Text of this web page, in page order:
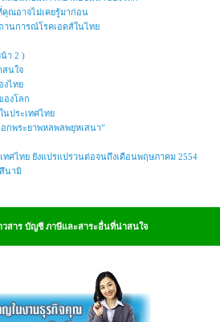
คุณอาจไม่เคยรู้มาก่อน
านการณ์โรคเอดส์ในไทย
า 2 )
สนใจ
ไทย
องโลก
นประเทศไทย
กพระยาพหลพลพยุหเสนา”
ศไทย ยังแปรแปรวนต่อจนถึงเดือนพฤษภาคม 2554
นามิ
วสาร บัญชี ภาษีและสาระอื่นที่น่าสนใจ